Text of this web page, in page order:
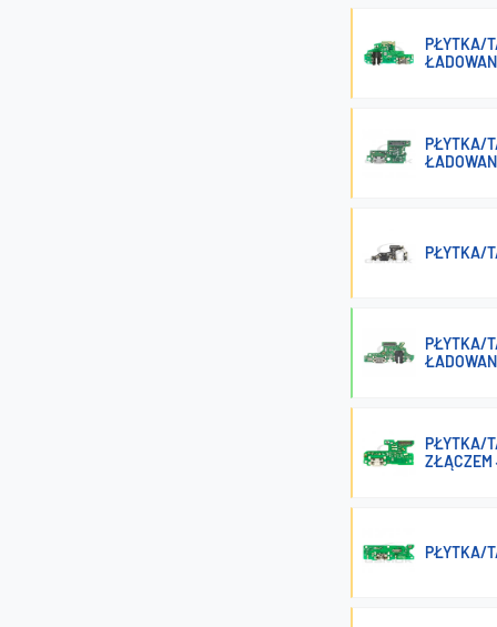
PŁYTKA/
PŁYTKA/
PŁYTKA/
PŁYTKA/
PŁYTKA/
ZŁĄCZEM
PŁYTKA/